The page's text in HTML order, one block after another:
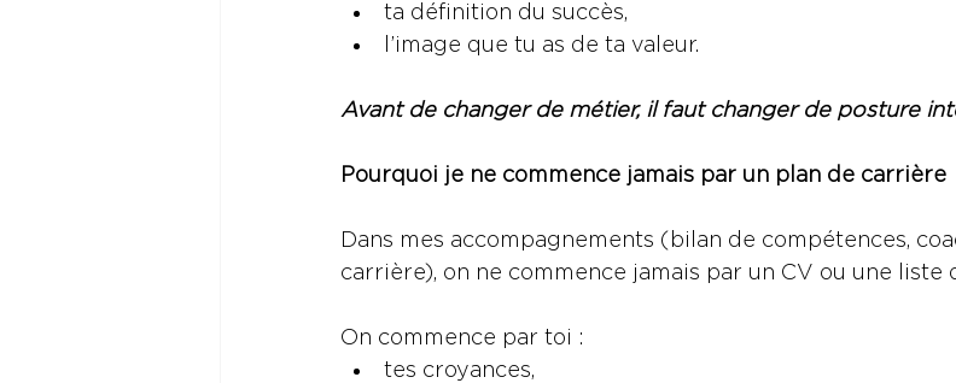
ta définition du succès,
l’image que tu as de ta valeur.
Avant de changer de métier, il faut changer de posture
Pourquoi je ne commence jamais par un plan de carrière
Dans mes accompagnements (bilan de compétences,
carrière), on ne commence jamais par un CV ou une liste
On commence par toi :
tes croyances,